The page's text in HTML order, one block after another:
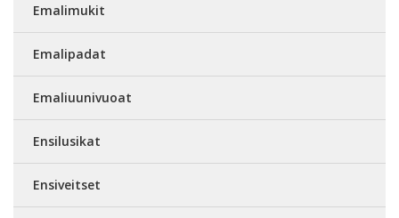
Emalimukit
Emalipadat
Emaliuunivuoat
Ensilusikat
Ensiveitset